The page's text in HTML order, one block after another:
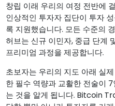
창립 이래 우리의 여정 전반에
인상적인 투자자 집단이 투자
록 지원했습니다. 모든 수준의
허브는 신규 이민자, 중급 단계
프리미엄 과정을 제공합니다.
초보자는 우리의 지도 아래 실
한 필수 역량과 교활한 전술이
는 것을 알게 됩니다. Bitcoin